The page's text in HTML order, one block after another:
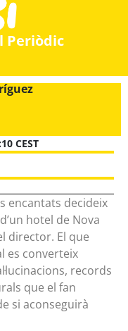
Periòdic
CEST
encantats decideix
hotel de Nova
director. El que
es converteix
records
que el fan
si aconseguirà